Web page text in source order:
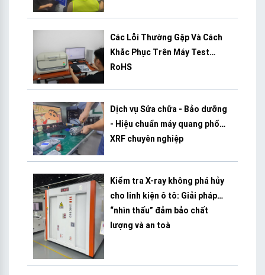
Các Lỗi Thường Gặp Và Cách
Khắc Phục Trên Máy Test
RoHS
Dịch vụ Sửa chữa - Bảo dưỡng
- Hiệu chuẩn máy quang phổ
XRF chuyên nghiệp
Kiểm tra X-ray không phá hủy
cho linh kiện ô tô: Giải pháp
“nhìn thấu” đảm bảo chất
lượng và an toà